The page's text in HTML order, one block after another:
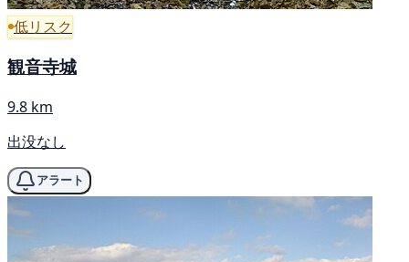
低リスク
観音寺城
9.8 km
出没なし
アラート